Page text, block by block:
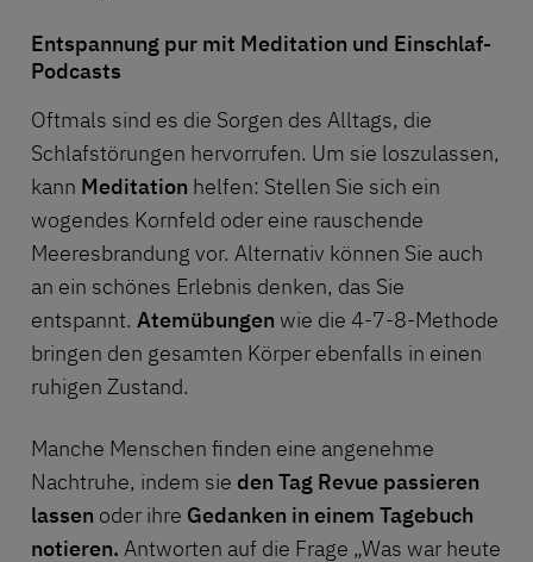
Entspannung pur mit Meditation und Einschlaf-
Podcasts
Oftmals sind es die Sorgen des Alltags, die
Schlafstörungen hervorrufen. Um sie loszulassen,
kann Meditation helfen: Stellen Sie sich ein
wogendes Kornfeld oder eine rauschende
Meeresbrandung vor. Alternativ können Sie auch
an ein schönes Erlebnis denken, das Sie
entspannt. Atemübungen wie die 4-7-8-Methode
bringen den gesamten Körper ebenfalls in einen
ruhigen Zustand.
Manche Menschen finden eine angenehme
Nachtruhe, indem sie den Tag Revue passieren
lassen oder ihre Gedanken in einem Tagebuch
notieren. Antworten auf die Frage „Was war heute